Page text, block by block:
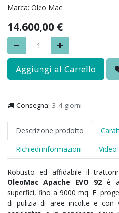
Marca: Oleo Mac
14.600,00 €
Aggiungi al Carrello
Consegna: 3-4 giorni
Descrizione prodotto
Richiedi informazioni
Video
Robusto ed affidabile il
OleoMac Apache EVO 92 è
superfici, fino a 9000 mq. E'
di pulizia di aree incolte e con